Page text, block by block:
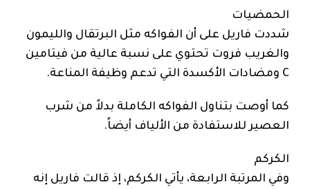
الحمضيات
شددت فاريل على أن الفواكه مثل البرتقال والليمون
والغريب فروت تحتوي على نسبة عالية من فيتامين
C ومضادات الأكسدة التي تدعم وظيفة المناعة.
كما أوصت بتناول الفواكه الكاملة بدلاً من شرب
العصير للاستفادة من الألياف أيضاً.
الكركم
وفي المرتبة الرابعة، يأتي الكركم، إذ قالت فاريل إنه